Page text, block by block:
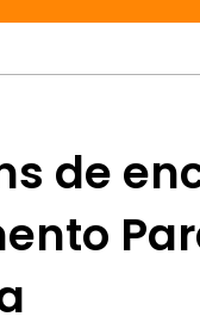
de